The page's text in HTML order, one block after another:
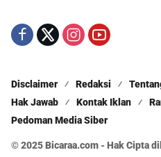
Disclaimer Redaksi
Hak Jawab
Kontak Iklan
Pedoman Media Siber
© 2025 Bicaraa.com - Hak Cipta